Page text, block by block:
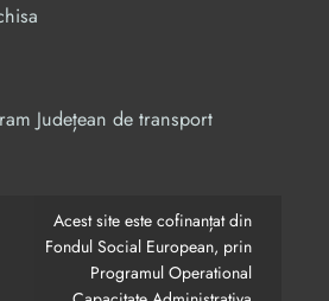
Județean de transport
Acest site este cofinanțat din
Fondul Social European, prin
Programul Operational